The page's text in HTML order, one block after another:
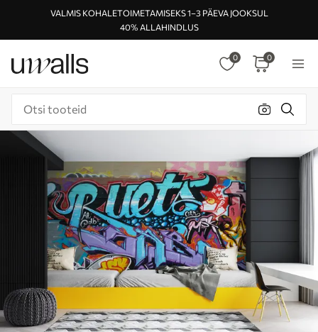
VALMIS KOHALETOIMETAMISEKS 1–3 PÄEVA JOOKSUL
40% ALLAHINDLUS
0 0